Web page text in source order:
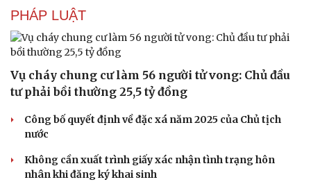
Sức khỏe
Dinh dưỡng - món ngon
Cây thuốc
Sản phụ khoa
Nhi khoa
Nam khoa
Làm đẹp - giảm cân
Đời sống
Nhà đẹp
Blog
Tình yêu - Gia đình
PHÁP LUẬT
Vụ cháy chung cư làm 56 người tử vong: Chủ đầu
tư phải bồi thường 25,5 tỷ đồng
Công bố quyết định về đặc xá năm 2025 của Chủ tịch
nước
Không cần xuất trình giấy xác nhận tình trạng hôn
nhân khi đăng ký khai sinh